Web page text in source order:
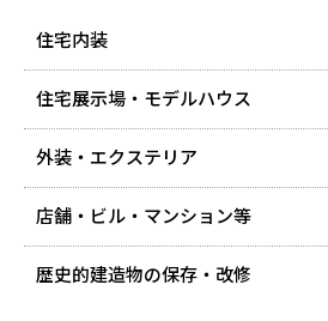
住宅内装
住宅展示場・モデルハウス
外装・エクステリア
店舗・ビル・マンション等
歴史的建造物の保存・改修